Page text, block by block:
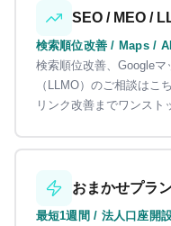
SEO / MEO /
検索順位改善 / Maps /
検索順位改善、Google
（LLMO）のご相談はこ
リンク改善までワンスト
おまかせプラ
最短1週間 / 法人口座開